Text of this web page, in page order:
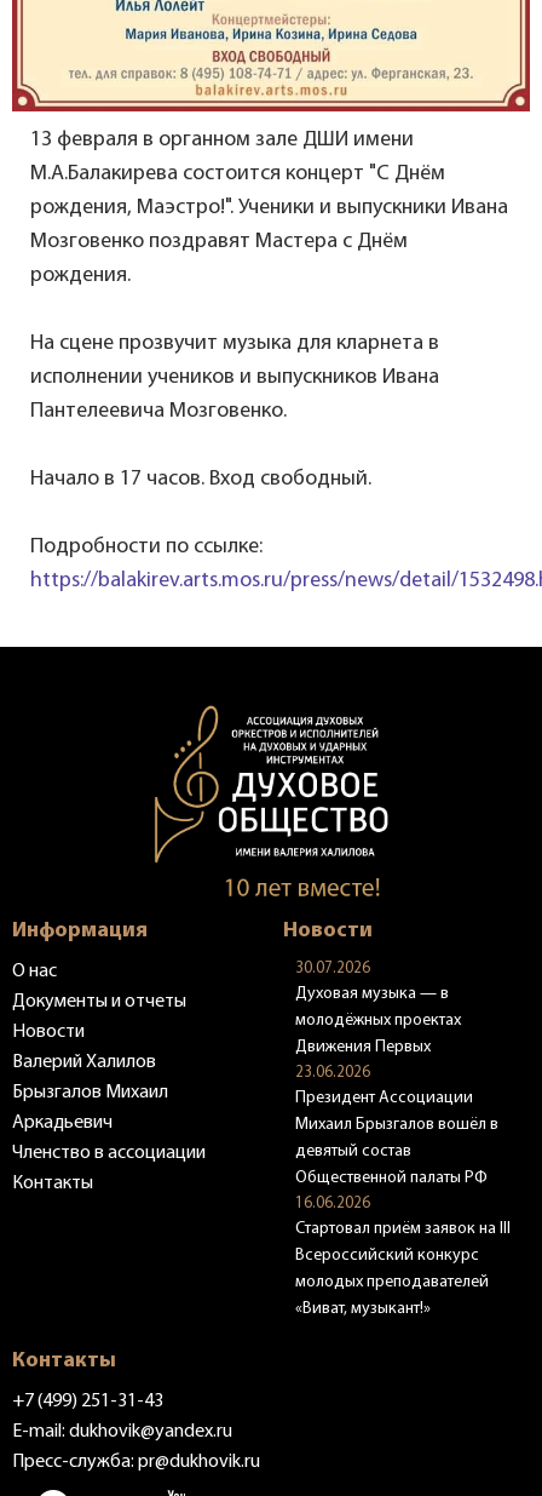
13 февраля в органном зале ДШИ имени
М.А.Балакирева состоится концерт "С Днём
рождения, Маэстро!". Ученики и выпускники Ивана
Мозговенко поздравят Мастера с Днём
рождения.
На сцене прозвучит музыка для кларнета в
исполнении учеников и выпускников Ивана
Пантелеевича Мозговенко.
Начало в 17 часов. Вход свободный.
Подробности по ссылке:
https://balakirev.arts.mos.ru/press/news/detail/
Информация
О нас
Документы и отчеты
Новости
Валерий Халилов
Брызгалов Михаил
Аркадьевич
Членство в ассоциации
Контакты
Новости
30.07.2026
Духовая музыка — в
молодёжных проектах
Движения Первых
23.06.2026
Президент Ассоциации
Михаил Брызгалов вошёл в
девятый состав
Общественной палаты РФ
16.06.2026
Стартовал приём заявок на III
Всероссийский конкурс
молодых преподавателей
«Виват, музыкант!»
Контакты
+7 (499) 251-31-43
E-mail: dukhovik@yandex.ru
Пресс-служба: pr@dukhovik.ru